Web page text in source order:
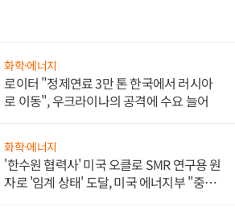
화학·에너지
로이터 "정제연료 3만 톤 한국에서 러시아
로 이동", 우크라이나의 공격에 수요 늘어
화학·에너지
'한수원 협력사' 미국 오클로 SMR 연구용 원
자로 '임계 상태' 도달, 미국 에너지부 "중요